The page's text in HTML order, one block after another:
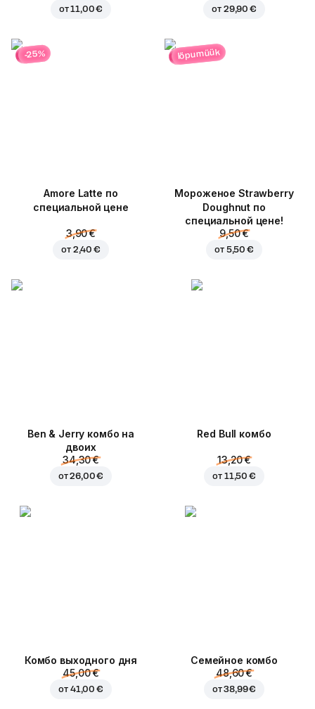
от11,00 € от 29,90 €
-25%
Amore Latte по
специальной цене
3,90 €
от 2,40 €
lõpumüük
Мороженое Strawberry
Doughnut по
специальной цене!
9,50 €
от 5,50 €
Ben & Jerry комбо на
двоих
34,30 €
от26,00 €
Red Bull комбо
13,20 €
от 11,50 €
Комбо выходного дня
45,00 €
от 41,00 €
Семейное комбо
48,60 €
от38,99 €